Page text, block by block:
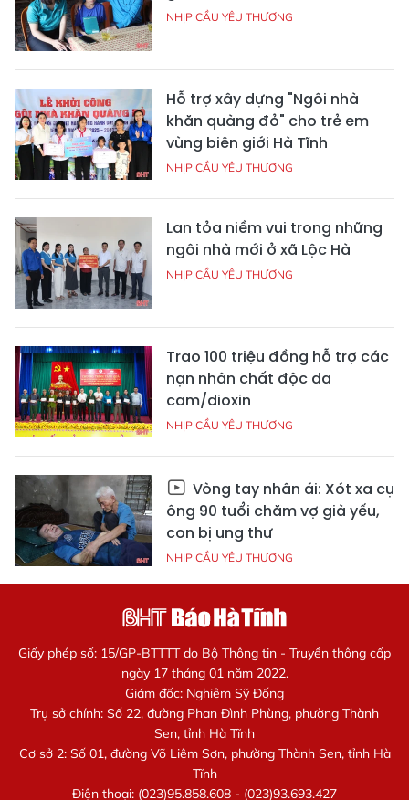
NHỊP CẦU YÊU THƯƠNG
Hỗ trợ xây dựng "Ngôi nhà
khăn quàng đỏ" cho trẻ em
vùng biên giới Hà Tĩnh
NHỊP CẦU YÊU THƯƠNG
Lan tỏa niềm vui trong những
ngôi nhà mới ở xã Lộc Hà
NHỊP CẦU YÊU THƯƠNG
Trao 100 triệu đồng hỗ trợ các
nạn nhân chất độc da
cam/dioxin
NHỊP CẦU YÊU THƯƠNG
Vòng tay nhân ái: Xót xa cụ
ông 90 tuổi chăm vợ già yếu,
con bị ung thư
NHỊP CẦU YÊU THƯƠNG
Giấy phép số: 15/GP-BTTTT do Bộ Thông tin - Truyền thông cấp
ngày 17 tháng 01 năm 2022.
Giám đốc: Nghiêm Sỹ Đống
Trụ sở chính: Số 22, đường Phan Đình Phùng, phường Thành
Sen, tỉnh Hà Tĩnh
Cơ sở 2: Số 01, đường Võ Liêm Sơn, phường Thành Sen, tỉnh Hà
Tĩnh
Điện thoại: (023)95.858.608 - (023)93.693.427